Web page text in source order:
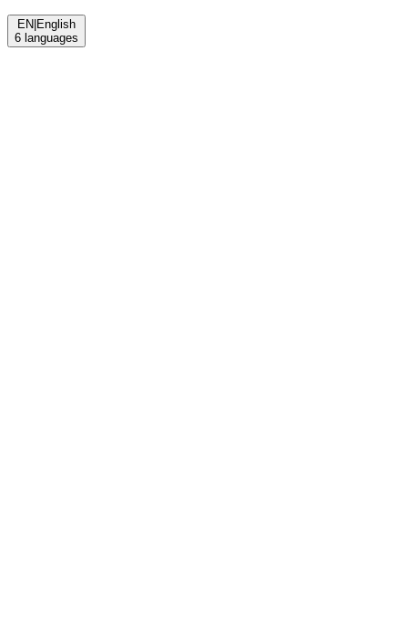
EN|English
6 languages